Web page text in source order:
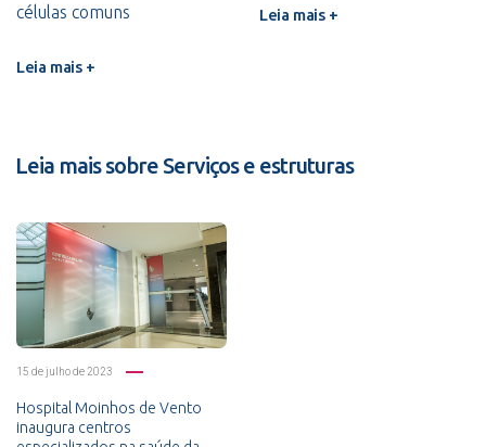
células comuns
Leia mais +
Leia mais +
Leia mais sobre Serviços e estruturas
15 de julho de 2023
Hospital Moinhos de Vento
inaugura centros